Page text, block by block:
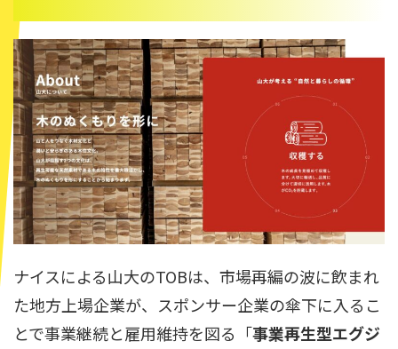
ナイスによる山大のTOBは、市場再編の波に飲まれ
た地方上場企業が、スポンサー企業の傘下に入るこ
とで事業継続と雇用維持を図る「事業再生型エグジ